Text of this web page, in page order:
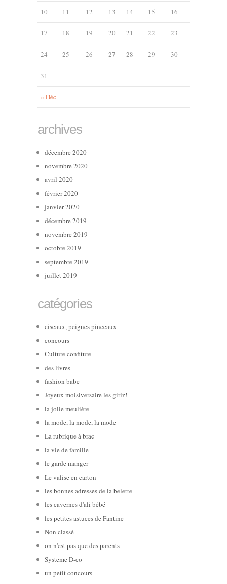
« Déc
10 11 12 13 14 15 16
17 18 19 20 21 22 23
24 25 26 27 28 29 30
31
archives
décembre 2020
novembre 2020
avril 2020
février 2020
janvier 2020
décembre 2019
novembre 2019
octobre 2019
septembre 2019
juillet 2019
catégories
ciseaux, peignes pinceaux
concours
Culture confiture
des livres
fashion babe
Joyeux moisiversaire les girlz!
la jolie meulière
la mode, la mode, la mode
La rubrique à brac
la vie de famille
le garde manger
Le valise en carton
les bonnes adresses de la belette
les cavernes d'ali bébé
les petites astuces de Fantine
Non classé
on n'est pas que des parents
Systeme D-co
un petit concours